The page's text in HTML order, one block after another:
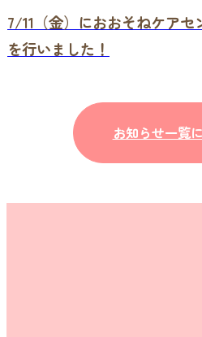
7/11（金）におおそねケア
を行いました！
お知らせ一覧